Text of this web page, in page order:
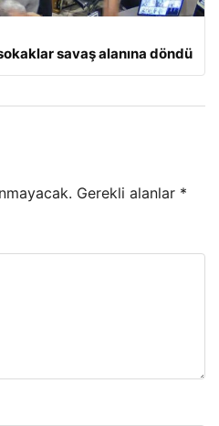
savaş alanına döndü
Gerekli alanlar *